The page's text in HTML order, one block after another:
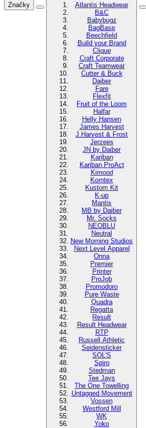
Značky
Atlantis Headwear
B&C
Babybugz
BagBase
Beechfield
Build your Brand
Clique
Craft Corporate
Craft Teamwear
Cutter & Buck
Daiber
Fare
Flexfit
Fruit of the Loom
Halfar
Helly Hansen
James Harvest
J.Harvest & Frost
Jerzees
JN by Daiber
Kariban
Kariban ProAct
Kimood
Korntex
Kustom Kit
K-up
Mantis
MB by Daiber
Mr. Socks
NEOBLU
Neutral
New Morning Studios
Next Level Apparel
Onna
Premier
Printer
ProJob
Promodoro
Pure Waste
Quadra
Regatta
Result
Result Headwear
RTP
Russell Athletic
Seidensticker
SOL'S
Spiro
Stedman
Tee Jays
The One Towelling
Untagged Movement
Vossen
Westford Mill
WK
Yoko